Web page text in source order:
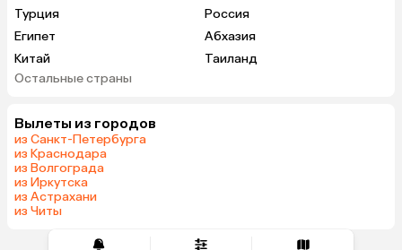
Турция
Россия
Египет
Абхазия
Китай
Таиланд
Вьетнам
Грузия
Индонезия
Армения
Шри-Ланка
Азербайджан
Маврикий
Остальные страны
Вылеты из городов
из Санкт-Петербурга
из Краснодара
из Волгограда
из Иркутска
из Астрахани
из Читы